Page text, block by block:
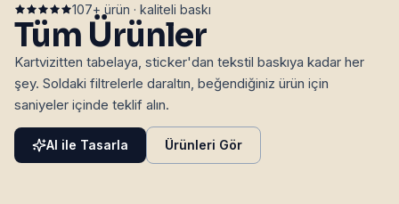
107+ ürün · kaliteli baskı
Tüm Ürünler
Kartvizitten tabelaya, sticker'dan tekstil baskıya kadar her
şey. Soldaki filtrelerle daraltın, beğendiğiniz ürün için
saniyeler içinde teklif alın.
AI ile Tasarla Ürünleri Gör